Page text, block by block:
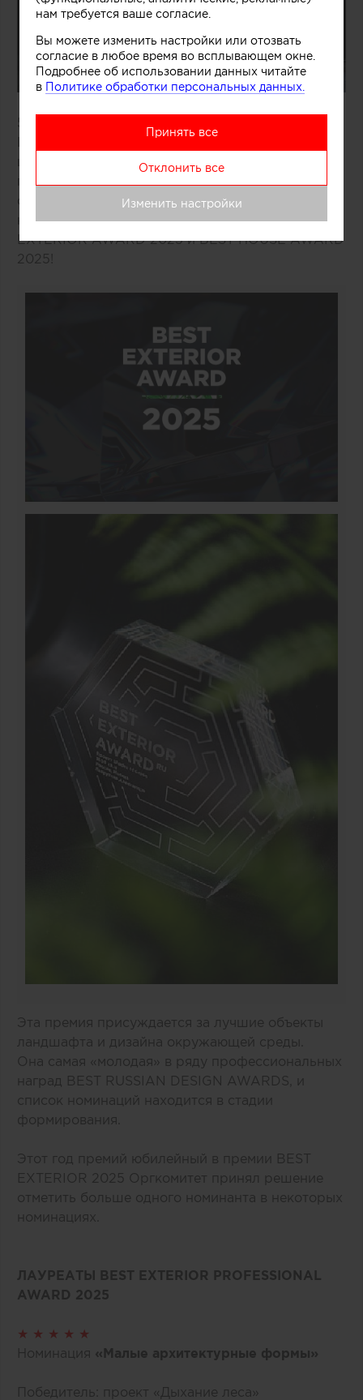
5 декабря 2025 года в Москве, в зале RYABOV
LOFT на Тульской, состоялось ежегодная Гала-
церемония объявления и награждения
победителей за лучшие объекты ландшафта и
объекты частного домостроения в конкурсных
направлениях EXTERIA AWARDS — BEST
EXTERIOR AWARD 2025 и BEST HOUSE AWARD
2025!
Эта премия присуждается за лучшие объекты
ландшафта и дизайна окружающей среды.
Она самая «молодая» в ряду профессиональных
наград BEST RUSSIAN DESIGN AWARDS, и
список номинаций находится в стадии
формирования.
Этот год премий юбилейный в премии BEST
EXTERIOR 2025 Оргкомитет принял решение
отметить больше одного номинанта в некоторых
номинациях.
ЛАУРЕАТЫ BEST EXTERIOR PROFESSIONAL
AWARD 2025
★ ★ ★ ★ ★
Номинация «Малые архитектурные формы»
Победитель: проект «Дыхание леса»
нам требуется ваше согласие.
Вы можете изменить настройки или отозвать
согласие в любое время во всплывающем окне.
Подробнее об использовании данных читайте
в Политике обработки персональных данных.
Принять все
Отклонить все
Изменить настройки